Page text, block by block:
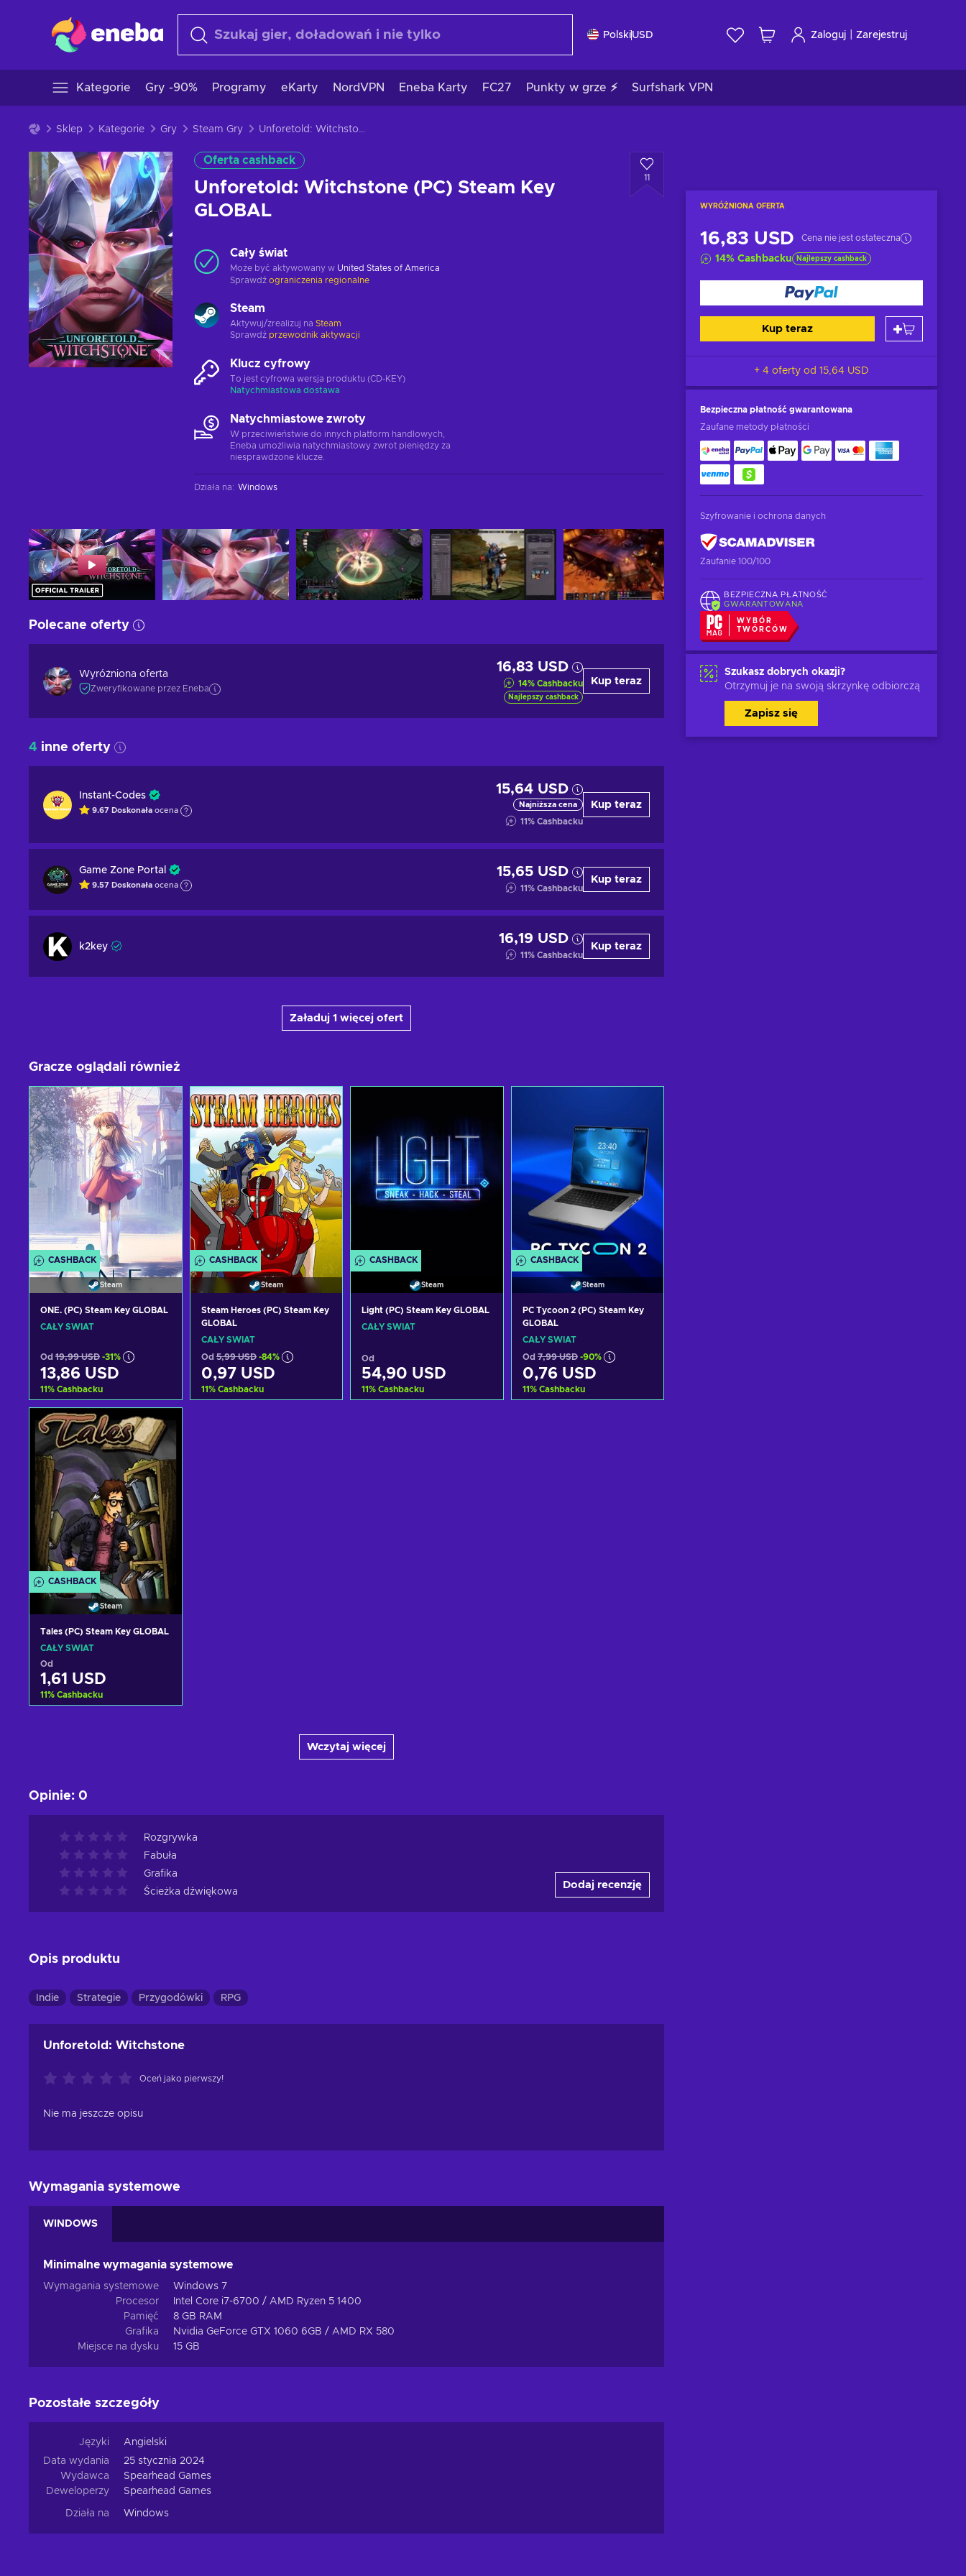
PolskiUSD Zaloguj Zarejestruj
Kategorie Gry -90% Programy eKarty NordVPN Eneba Karty FC27 Punkty w grze ⚡ Surfshark VPN
Sklep Kategorie Gry Steam Gry Unforetold: Witchstone (PC) Steam Key GLOBAL
Oferta cashback
Unforetold: Witchstone (PC) Steam Key
GLOBAL
11
WYRÓŻNIONA OFERTA
16,83 USD Cena nie jest ostateczna
14% Cashbacku Najlepszy cashback
Kup teraz
+ 4 oferty od 15,64 USD
Bezpieczna płatność gwarantowana
Zaufane metody płatności
Szyfrowanie i ochrona danych
Zaufanie 100/100
BEZPIECZNA PŁATNOŚĆ
GWARANTOWANA
WYBÓR
TWÓRCÓW
Szukasz dobrych okazji?
Otrzymuj je na swoją skrzynkę odbiorczą
Zapisz się
Cały świat
Może być aktywowany w United States of America
Sprawdź ograniczenia regionalne
Steam
Aktywuj/zrealizuj na Steam
Sprawdź przewodnik aktywacji
Klucz cyfrowy
To jest cyfrowa wersja produktu (CD-KEY)
Natychmiastowa dostawa
Natychmiastowe zwroty
W przeciwieństwie do innych platform handlowych,
Eneba umożliwia natychmiastowy zwrot pieniędzy za
niesprawdzone klucze.
Działa na: Windows
Polecane oferty
Wyróżniona oferta
Zweryfikowane przez Eneba
16,83 USD
14% Cashbacku
Najlepszy cashback
Kup teraz
4 inne oferty
Instant-Codes
9.67 Doskonała ocena
15,64 USD
Najniższa cena
11% Cashbacku
Kup teraz
Game Zone Portal
9.57 Doskonała ocena
15,65 USD
11% Cashbacku
Kup teraz
k2key
16,19 USD
11% Cashbacku
Kup teraz
Załaduj 1 więcej ofert
Gracze oglądali również
CASHBACK
Steam
ONE. (PC) Steam Key GLOBAL
CAŁY ŚWIAT
Od 19,99 USD -31%
13,86 USD
11% Cashbacku
Dodaj do koszyka
Zobacz oferty
CASHBACK
Steam
Steam Heroes (PC) Steam Key
GLOBAL
CAŁY ŚWIAT
Od 5,99 USD -84%
0,97 USD
11% Cashbacku
CASHBACK
Steam
Light (PC) Steam Key GLOBAL
CAŁY ŚWIAT
Od
54,90 USD
11% Cashbacku
CASHBACK
Steam
PC Tycoon 2 (PC) Steam Key
GLOBAL
CAŁY ŚWIAT
Od 7,99 USD -90%
0,76 USD
11% Cashbacku
CASHBACK
Steam
Tales (PC) Steam Key GLOBAL
CAŁY ŚWIAT
Od
1,61 USD
11% Cashbacku
Wczytaj więcej
Opinie: 0
Rozgrywka
Fabuła
Grafika
Ścieżka dźwiękowa
Dodaj recenzję
Opis produktu
Indie Strategie Przygodówki RPG
Unforetold: Witchstone
Oceń jako pierwszy!
Nie ma jeszcze opisu
Wymagania systemowe
WINDOWS
Minimalne wymagania systemowe
Wymagania systemowe
Windows 7
Procesor
Intel Core i7-6700 / AMD Ryzen 5 1400
Pamięć
8 GB RAM
Grafika
Nvidia GeForce GTX 1060 6GB / AMD RX 580
Miejsce na dysku
15 GB
Pozostałe szczegóły
Języki
Angielski
Data wydania
25 stycznia 2024
Wydawca
Spearhead Games
Deweloperzy
Spearhead Games
Działa na Windows